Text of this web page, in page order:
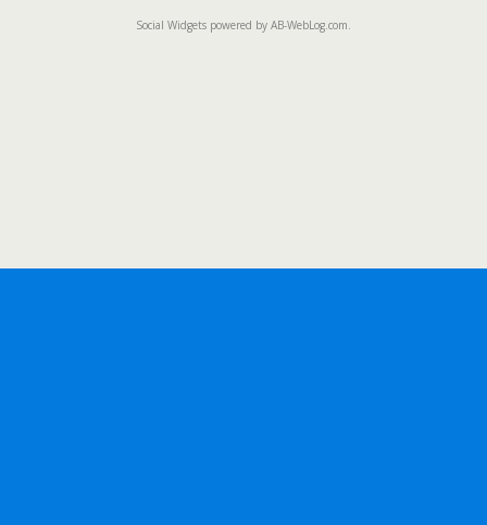
Social Widgets powered by AB-WebLog.com.